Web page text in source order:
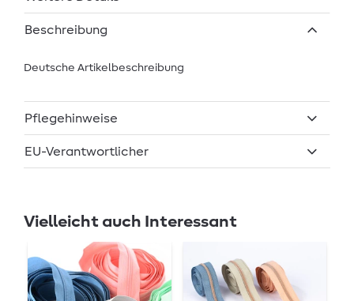
Beschreibung
Deutsche Artikelbeschreibung
Pflegehinweise
EU-Verantwortlicher
Vielleicht auch Interessant